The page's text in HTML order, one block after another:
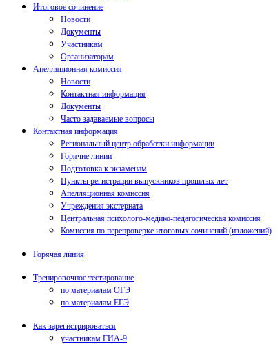
Итоговое сочинение
Новости
Документы
Участникам
Организаторам
Апелляционная комиссия
Новости
Контактная информация
Документы
Часто задаваемые вопросы
Контактная информация
Региональный центр обработки информации
Горячие линии
Подготовка к экзаменам
Пункты регистрации выпускников прошлых лет
Апелляционная комиссия
Учреждения экстерната
Центральная психолого-медико-педагогическая комиссия
Комиссия по перепроверке итоговых сочинений (изложений)
Горячая линия
Тренировочное тестирование
по материалам ОГЭ
по материалам ЕГЭ
Как зарегистрироваться
участникам ГИА-9